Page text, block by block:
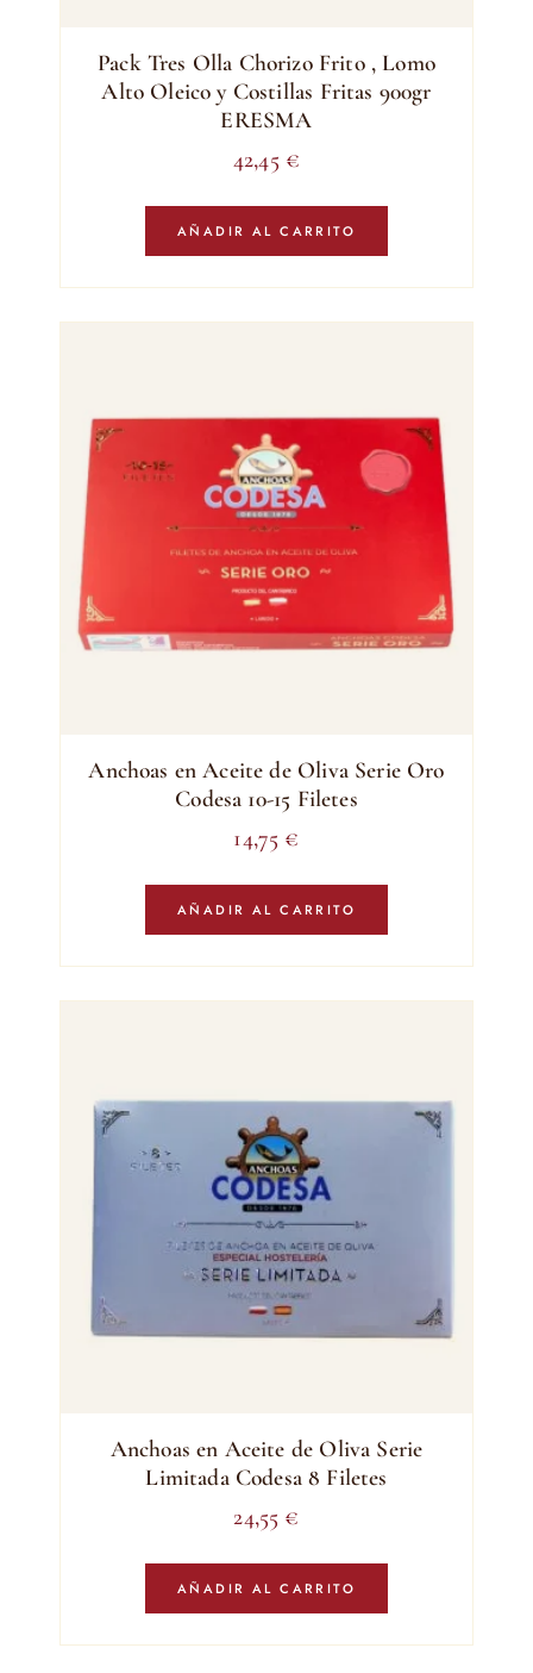
Pack Tres Olla Chorizo Frito , Lomo
Alto Oleico y Costillas Fritas 900gr
ERESMA
42,45 €
AÑADIR AL CARRITO
Anchoas en Aceite de Oliva Serie Oro
Codesa 10-15 Filetes
14,75 €
AÑADIR AL CARRITO
Anchoas en Aceite de Oliva Serie
Limitada Codesa 8 Filetes
24,55 €
AÑADIR AL CARRITO